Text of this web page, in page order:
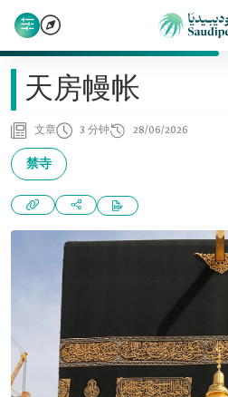
天房幔帐
文章 3 分钟 28/06/2026
禁寺